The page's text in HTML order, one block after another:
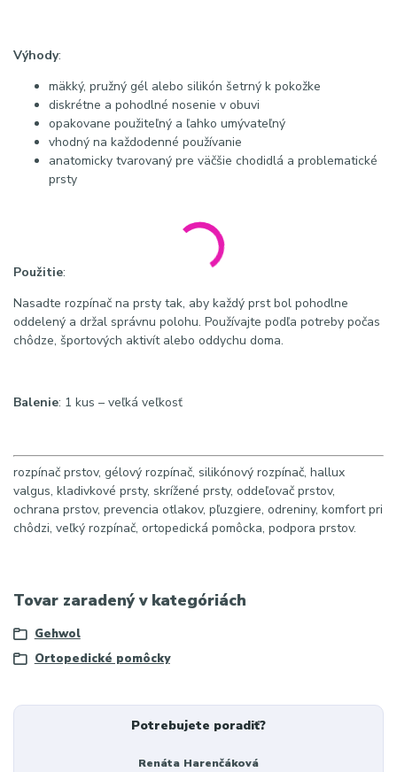
Výhody:
mäkký, pružný gél alebo silikón šetrný k pokožke
diskrétne a pohodlné nosenie v obuvi
opakovane použiteľný a ľahko umývateľný
vhodný na každodenné používanie
anatomicky tvarovaný pre väčšie chodidlá a problematické
prsty
Použitie:
Nasadte rozpínač na prsty tak, aby každý prst bol pohodlne
oddelený a držal správnu polohu. Používajte podľa potreby počas
chôdze, športových aktivít alebo oddychu doma.
Balenie: 1 kus – veľká veľkosť
rozpínač prstov, gélový rozpínač, silikónový rozpínač, hallux
valgus, kladivkové prsty, skrížené prsty, oddeľovač prstov,
ochrana prstov, prevencia otlakov, pľuzgiere, odreniny, komfort pri
chôdzi, veľký rozpínač, ortopedická pomôcka, podpora prstov.
Tovar zaradený v kategóriách
Gehwol
Ortopedické pomôcky
Potrebujete poradiť?
Renáta Harenčáková